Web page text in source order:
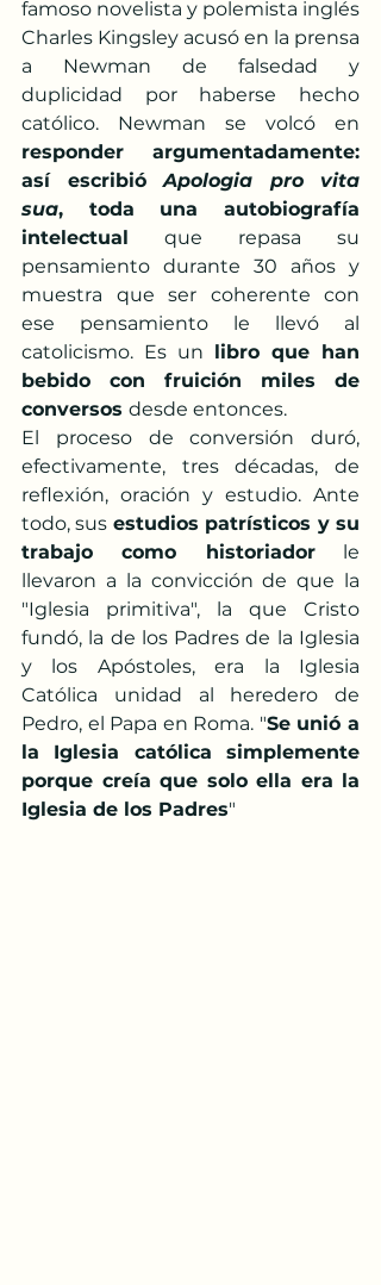
famoso novelista y polemista inglés
Charles Kingsley acusó en la prensa
a Newman de falsedad y
duplicidad por haberse hecho
responder argumentadamente:
así escribió Apologia pro vita
sua, toda una autobiografía
intelectual que repasa su
pensamiento durante 30 años y
muestra que ser coherente con
ese pensamiento le llevó al
catolicismo. Es un libro que han
bebido con fruición miles de
conversos desde entonces.
El proceso de conversión duró,
efectivamente, tres décadas, de
reflexión, oración y estudio. Ante
todo, sus estudios patrísticos y su
trabajo como historiador le
llevaron a la convicción de que la
"Iglesia primitiva", la que Cristo
fundó, la de los Padres de la Iglesia
y los Apóstoles, era la Iglesia
Católica unidad al heredero de
Pedro, el Papa en Roma. "Se unió a
la Iglesia católica simplemente
porque creía que solo ella era la
Iglesia de los Padres"